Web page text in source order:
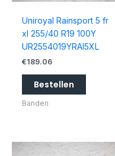
Uniroyal Rainsport 5 fr
xl 255/40 R19 100Y
UR2554019YRAI5XL
€189.06
Bestellen
Banden